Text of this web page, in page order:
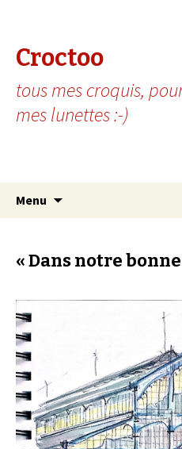
Croctoo
tous mes croquis,
mes lunettes :-)
Menu
« Dans notre